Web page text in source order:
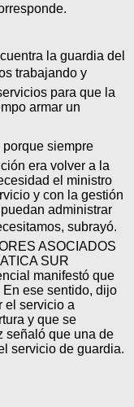
la guardia del
trabajando y
para que la
armar un
porque siempre
era volver a la
el ministro
y con la gestión
administrar
subrayó.
ASOCIADOS
SUR
manifestó que
ese sentido, dijo
el servicio a
y que se
señaló que una de
servicio de guardia.